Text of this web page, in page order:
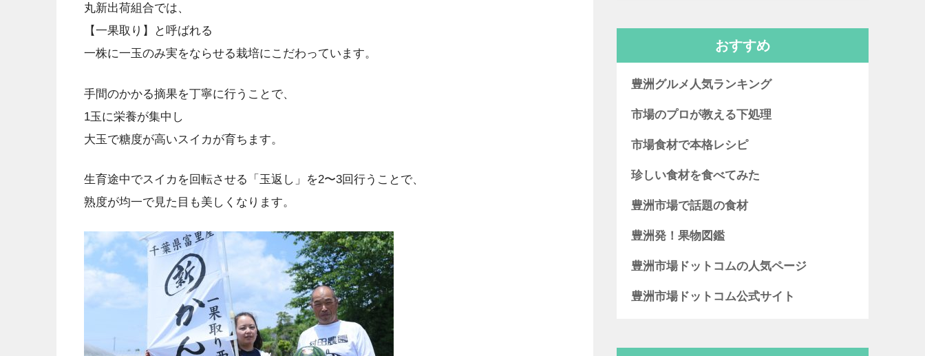
丸新出荷組合では、
【一果取り】と呼ばれる
一株に一玉のみ実をならせる栽培にこだわっています。
手間のかかる摘果を丁寧に行うことで、
1玉に栄養が集中し
大玉で糖度が高いスイカが育ちます。
生育途中でスイカを回転させる「玉返し」を2〜3回行うことで、
熟度が均一で見た目も美しくなります。
おすすめ
豊洲グルメ人気ランキング
市場のプロが教える下処理
市場食材で本格レシピ
珍しい食材を食べてみた
豊洲市場で話題の食材
豊洲発！果物図鑑
豊洲市場ドットコムの人気ページ
豊洲市場ドットコム公式サイト